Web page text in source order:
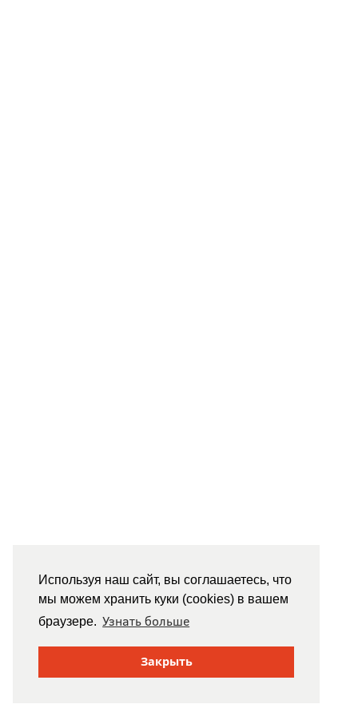
Используя наш сайт, вы соглашаетесь, что
мы можем хранить куки (cookies) в вашем
браузере. Узнать больше
Закрыть